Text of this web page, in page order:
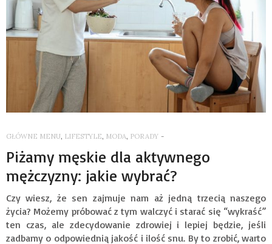
GŁÓWNE MENU, LIFESTYLE, MODA, PORADY -
Piżamy męskie dla aktywnego
mężczyzny: jakie wybrać?
Czy wiesz, że sen zajmuje nam aż jedną trzecią naszego
życia? Możemy próbować z tym walczyć i starać się “wykraść”
ten czas, ale zdecydowanie zdrowiej i lepiej będzie, jeśli
zadbamy o odpowiednią jakość i ilość snu. By to zrobić, warto